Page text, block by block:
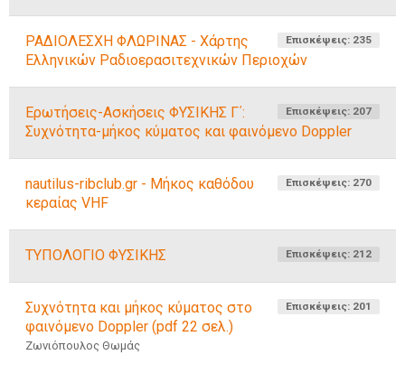
Επισκέψεις: 235
ΡΑΔΙΟΛΕΣΧΗ ΦΛΩΡΙΝΑΣ - Χάρτης
Ελληνικών Ραδιοερασιτεχνικών Περιοχών
Επισκέψεις: 207
Ερωτήσεις-Ασκήσεις ΦΥΣΙΚΗΣ Γ΄:
Συχνότητα-μήκος κύματος και φαινόμενο Doppler
Επισκέψεις: 270
nautilus-ribclub.gr - Μήκος καθόδου
κεραίας VHF
Επισκέψεις: 212
ΤΥΠΟΛΟΓΙΟ ΦΥΣΙΚΗΣ
Επισκέψεις: 201
Συχνότητα και µήκος κύµατος στο
φαινόµενο Doppler (pdf 22 σελ.)
Ζωνιόπουλος Θωμάς